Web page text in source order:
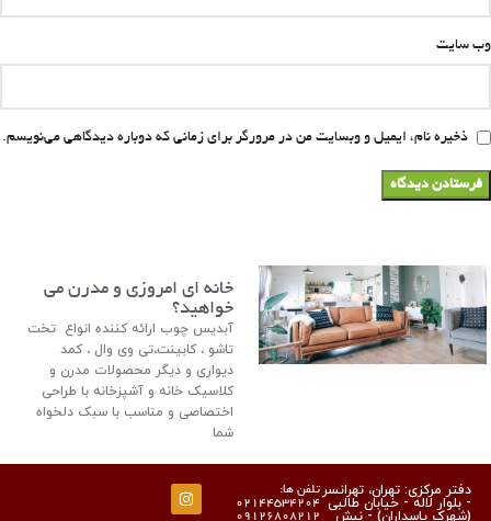
وب‌ سایت
ذخیره نام، ایمیل و وبسایت من در مرورگر برای زمانی که دوباره دیدگاهی می‌نویسم.
خانه ای امروزی و مدرن می
خواهید؟
آبدیس چوب ارائه کننده انواع تخت
تاشو ، کابینت،تی وی وال ، کمد
دیواری و دیگر محصولات مدرن و
کلاسیک خانه و آشپزخانه با طراحی
اختصاصی و مناسب با سبک دلخواه
شما
دفتر مرکزی: تهران، تهرانسر
- بلوار لاله - خیابان طالبی
(شهرک پاسداران) - نبش
تلفن ها:
02144534204
09126808212